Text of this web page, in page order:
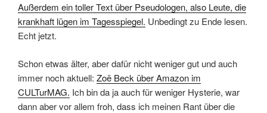
Außerdem ein toller Text über Pseudologen, also Leute, die
krankhaft lügen im Tagesspiegel. Unbedingt zu Ende lesen.
Echt jetzt.
Schon etwas älter, aber dafür nicht weniger gut und auch
immer noch aktuell: Zoë Beck über Amazon im
CULTurMAG. Ich bin da ja auch für weniger Hysterie, war
dann aber vor allem froh, dass ich meinen Rant über die